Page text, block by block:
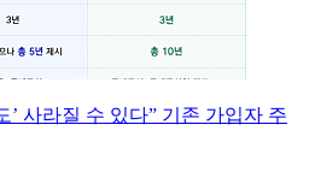
’ 사라질 수 있다” 기존 가입자 주